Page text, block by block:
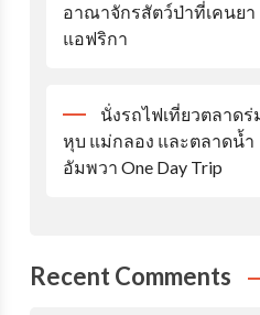
อาณาจักรสัตว์ป่าที่เคนยา
แอฟริกา
นั่งรถไฟเที่ยวตลาดร่
หุบ แม่กลอง และตลาดน้ำ
อัมพวา One Day Trip
Recent Comments